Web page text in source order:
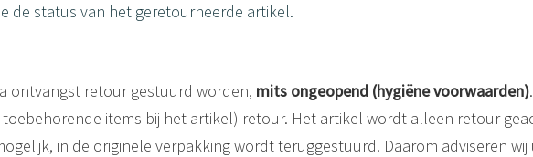
de status van het geretourneerde artikel.
ontvangst retour gestuurd worden, mits ongeopend (hygiëne voorwaarden).
items bij het artikel) retour. Het artikel wordt alleen retour
in de originele verpakking wordt teruggestuurd. Daarom adviseren